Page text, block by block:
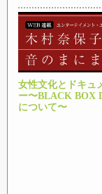
女性文化とドキュ
ー〜BLACK BOX
について〜